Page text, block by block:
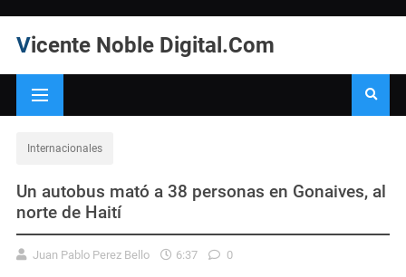
Vicente Noble Digital.Com
Internacionales
Un autobus mató a 38 personas en Gonaives, al
norte de Haití
Juan Pablo Perez Bello 6:37 0